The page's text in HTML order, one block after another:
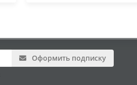
Оформить подписку